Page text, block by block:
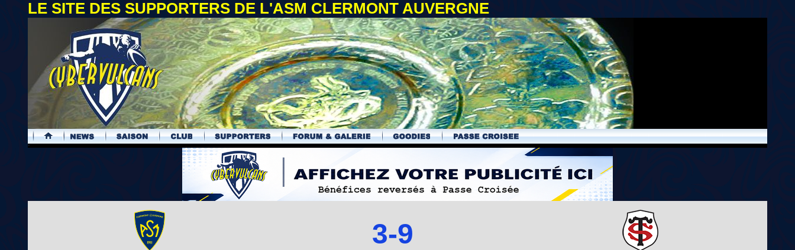
LE SITE DES SUPPORTERS DE L'ASM CLERMONT AUVERGNE
.
3-9